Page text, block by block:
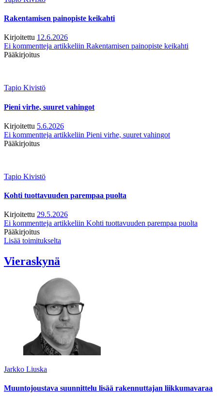
Rakentamisen painopiste keikahti
Kirjoitettu 12.6.2026
Ei kommentteja artikkeliin Rakentamisen painopiste keikahti
Pääkirjoitus
Tapio Kivistö
Pieni virhe, suuret vahingot
Kirjoitettu 5.6.2026
Ei kommentteja artikkeliin Pieni virhe, suuret vahingot
Pääkirjoitus
Tapio Kivistö
Kohti tuottavuuden parempaa puolta
Kirjoitettu 29.5.2026
Ei kommentteja artikkeliin Kohti tuottavuuden parempaa puolta
Pääkirjoitus
Lisää toimitukselta
Vieraskynä
Jarkko Liuska
Muuntojoustava suunnittelu lisää rakennuttajan liikkumavaraa